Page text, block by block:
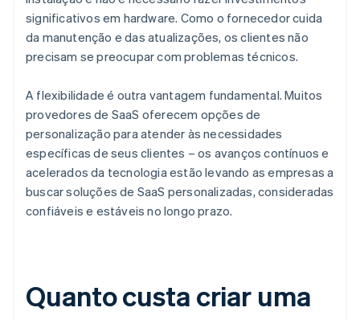
significativos em hardware. Como o fornecedor cuida
da manutenção e das atualizações, os clientes não
precisam se preocupar com problemas técnicos.
A flexibilidade é outra vantagem fundamental. Muitos
provedores de SaaS oferecem opções de
personalização para atender às necessidades
específicas de seus clientes – os avanços contínuos e
acelerados da tecnologia estão levando as empresas a
buscar soluções de SaaS personalizadas, consideradas
confiáveis e estáveis no longo prazo.
Quanto custa criar uma